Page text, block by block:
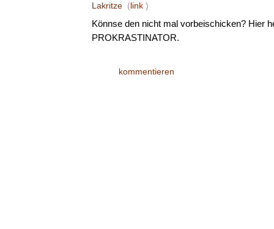
Lakritze (link )
Könnse den nicht mal vorbeischicken? Hier
PROKRASTINATOR.
kommentieren